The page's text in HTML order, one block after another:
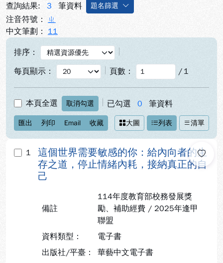
查詢結果: 3 筆資料 題名篩選
注音符號： ㄓ
中文筆劃： 11
排序：
每頁顯示：
頁數： / 1
本頁全選 取消勾選 已勾選 0 筆資料
匯出 列印 Email 收藏 大圖 列表 清單
1
這個世界需要敏感的你：給內向者的生
存之道，停止情緒內耗，接納真正的自
己
備註
114年度教育部校務發展獎
勵、補助經費 / 2025年逢甲
聯盟
資料類型：
電子書
出版社/平臺：
華藝中文電子書